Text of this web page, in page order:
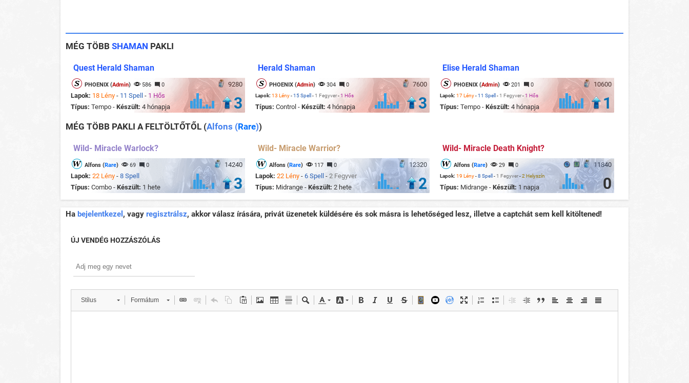
MÉG TÖBB SHAMAN PAKLI
Quest Herald Shaman
9280
PHOENIX (Admin) 586 0
Lapok: 18 Lény - 11 Spell - 1 Hős
Típus: Tempo - Készült: 4 hónapja 3
Herald Shaman
7600
PHOENIX (Admin) 304 0
Lapok: 13 Lény-15 Spell - 1 Fegyver-1 Hős
Típus: Control - Készült: 4 hónapja 3
Elise Herald Shaman
10600
PHOENIX (Admin) 201 0
Lapok: 17 Lény-11 Spell - 1 Fegyver-1 Hős
Típus: Tempo - Készült: 4 hónapja 1
MÉG TÖBB PAKLI A FELTÖLTŐTŐL (Alfons (Rare))
Wild- Miracle Warlock?
14240
Alfons (Rare) 69 0
Lapok: 22 Lény - 8 Spell
Típus: Combo - Készült: 1 hete 3
Wild- Miracle Warrior?
12320
Alfons (Rare) 117 0
Lapok: 22 Lény - 6 Spell - 2 Fegyver
Típus: Midrange - Készült: 2 hete 2
Wild- Miracle Death Knight?
11840
Alfons (Rare) 29 0
Lapok: 19 Lény-8 Spell - 1 Fegyver-2 Helyszín
Típus: Midrange - Készült: 1 napja 0
Ha bejelentkezel , vagy regisztrálsz, akkor válasz írására, privát üzenetek küldésére és sok másra is lehetőséged lesz, illetve a captchát sem kell kitöltened!
ÚJ VENDÉG HOZZÁSZÓLÁS
Stílus Formátum